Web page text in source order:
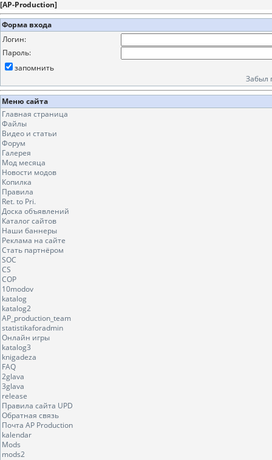
[AP-Production]
Форма входа
Логин:
Пароль:
запомнить
Забыл
Меню сайта
Главная страница
Файлы
Видео и статьи
Форум
Галерея
Мод месяца
Новости модов
Копилка
Правила
Ret. to Pri.
Доска объявлений
Каталог сайтов
Наши баннеры
Реклама на сайте
Стать партнёром
SOC
CS
COP
10modov
katalog
katalog2
AP_production_team
statistikaforadmin
Онлайн игры
katalog3
knigadeza
FAQ
2glava
3glava
release
Правила сайта UPD
Обратная связь
Почта AP Production
kalendar
Mods
mods2